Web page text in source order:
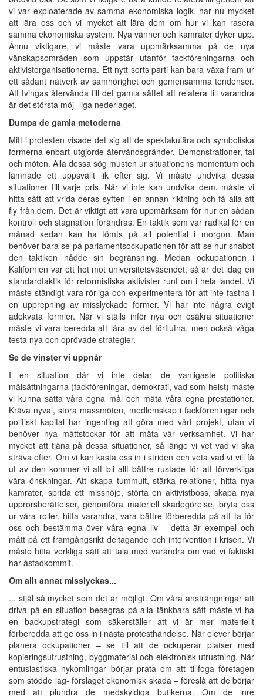
vi var exploaterade av samma ekonomiska logik, har nu mycket
att lära oss och vi mycket att lära dem om hur vi kan rasera
samma ekonomiska system. Nya vänner och kamrater dyker upp.
Ännu viktigare, vi måste vara uppmärksamma på de nya
vänskapsområden som uppstår utanför fackföreningarna och
aktivistorganisationerna. Ett nytt sorts parti kan bara växa fram ur
ett sådant nätverk av samhörighet och gemensamma tendenser.
Att tvingas återvända till det gamla sättet att relatera till varandra
är det största möj- liga nederlaget.
Dumpa de gamla metoderna
Mitt i protesten visade det sig att de spektakulära och symboliska
formerna enbart utgjorde återvändsgränder. Demonstrationer, tal
och möten. Alla dessa sög musten ur situationens momentum och
lämnade ett uppsvällt lik efter sig. Vi måste undvika dessa
situationer till varje pris. När vi inte kan undvika dem, måste vi
hitta sätt att vrida deras syften i en annan riktning och få alla att
fly från dem. Det är viktigt att vara uppmärksam för hur en sådan
kontroll och stagnation förändras. En taktik som var radikal för en
månad sedan kan ha tömts på all potential i morgon. Man
behöver bara se på parlamentsockupationen för att se hur snabbt
den taktiken nådde sin begränsning. Medan ockupationen i
Kalifornien var ett hot mot universitetsväsendet, så är det idag en
standardtaktik för reformistiska aktivister runt om i hela landet. Vi
måste ständigt vara rörliga och experimentera för att inte fastna i
en upprepning av misslyckade former. Vi har inte några evigt
adekvata formler. När vi ställs inför nya och osäkra situationer
måste vi vara beredda att lära av det förflutna, men också våga
testa nya och oprövade strategier.
Se de vinster vi uppnår
I en situation där vi inte delar de vanligaste politiska
målsättningarna (fackföreningar, demokrati, vad som helst) måste
vi kunna sätta våra egna mål och mäta våra egna prestationer.
Kräva nyval, stora massmöten, medlemskap i fackföreningar och
politiskt kapital har ingenting att göra med vårt projekt, utan vi
behöver nya måttstockar för att mäta vår verksamhet. Vi har
mycket att tjäna på dessa situationer, så länge vi vet vad vi ska
sträva efter. Om vi kan kasta oss in i striden och veta vad vi vill få
ut av den kommer vi att bli allt bättre rustade för att förverkliga
våra önskningar. Att skapa tummult, stärka relationer, hitta nya
kamrater, sprida ett missnöje, störta en aktivistboss, skapa nya
upprorsberättelser, genomföra materiell skadegörelse, bryta oss
ur våra roller, hitta varandra, vara bättre förberedda på att ta för
oss och bestämma över våra egna liv – detta är exempel och
mått på ett framgångsrikt deltagande och intervention i krisen. Vi
måste hitta verkliga sätt att tala med varandra om vad vi faktiskt
har åstadkommit.
Om allt annat misslyckas...
... stjäl så mycket som det är möjligt. Om våra ansträngningar att
driva på en situation besegras på alla tänkbara sätt måste vi ha
en backupstrategi som säkerställer att vi är mer materiellt
förberedda att ge oss in i nästa protesthändelse. När elever börjar
planera ockupationer – se till att de ockuperar platser med
kopieringsutrustning, byggmaterial och elektronisk utrustning. När
entusiastiska nykomlingar börjar prata om att tillfoga företagen
som stödde lag- förslaget ekonomisk skada – föreslå att de börjar
med att plundra de medskyldiga butikerna. Om de inre